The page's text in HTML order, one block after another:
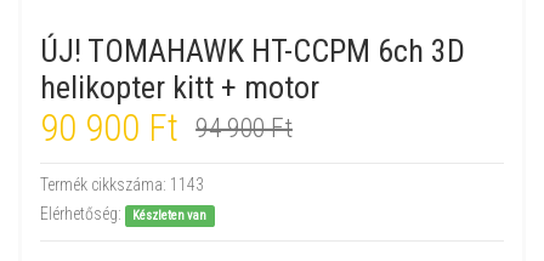
ÚJ! TOMAHAWK HT-CCPM 6ch 3D
helikopter kitt + motor
90 900 Ft 94 900 Ft
Termék cikkszáma: 1143
Elérhetőség:
Készleten van